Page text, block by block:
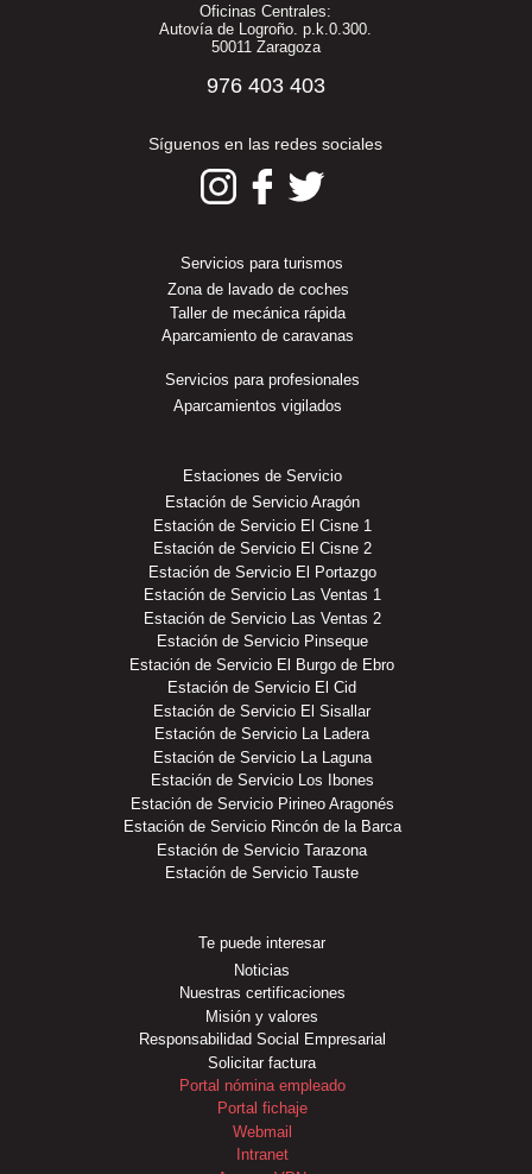
Oficinas Centrales:
Autovía de Logroño. p.k.0.300.
50011 Zaragoza
976 403 403
Síguenos en las redes sociales
Servicios para turismos
Zona de lavado de coches
Taller de mecánica rápida
Aparcamiento de caravanas
Servicios para profesionales
Aparcamientos vigilados
Estaciones de Servicio
Estación de Servicio Aragón
Estación de Servicio El Cisne 1
Estación de Servicio El Cisne 2
Estación de Servicio El Portazgo
Estación de Servicio Las Ventas 1
Estación de Servicio Las Ventas 2
Estación de Servicio Pinseque
Estación de Servicio El Burgo de Ebro
Estación de Servicio El Cid
Estación de Servicio El Sisallar
Estación de Servicio La Ladera
Estación de Servicio La Laguna
Estación de Servicio Los Ibones
Estación de Servicio Pirineo Aragonés
Estación de Servicio Rincón de la Barca
Estación de Servicio Tarazona
Estación de Servicio Tauste
Te puede interesar
Noticias
Nuestras certificaciones
Misión y valores
Responsabilidad Social Empresarial
Solicitar factura
Portal nómina empleado
Portal fichaje
Webmail
Intranet